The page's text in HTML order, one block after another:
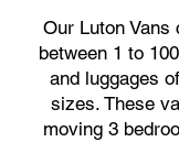
Our Luton Vans
between 1 to
and luggages
sizes. These
moving 3